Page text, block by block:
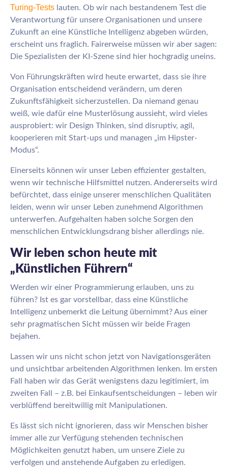
Turing-Tests lauten. Ob wir nach bestandenem Test die
Verantwortung für unsere Organisationen und unsere
Zukunft an eine Künstliche Intelligenz abgeben würden,
erscheint uns fraglich. Fairerweise müssen wir aber sagen:
Die Spezialisten der KI-Szene sind hier hochgradig uneins.
Von Führungskräften wird heute erwartet, dass sie ihre
Organisation entscheidend verändern, um deren
Zukunftsfähigkeit sicherzustellen. Da niemand genau
weiß, wie dafür eine Musterlösung aussieht, wird vieles
ausprobiert: wir Design Thinken, sind disruptiv, agil,
kooperieren mit Start-ups und managen „im Hipster-
Modus“.
Einerseits können wir unser Leben effizienter gestalten,
wenn wir technische Hilfsmittel nutzen. Andererseits wird
befürchtet, dass einige unserer menschlichen Qualitäten
leiden, wenn wir unser Leben zunehmend Algorithmen
unterwerfen. Aufgehalten haben solche Sorgen den
menschlichen Entwicklungsdrang bisher allerdings nie.
Wir leben schon heute mit
„Künstlichen Führern“
Werden wir einer Programmierung erlauben, uns zu
führen? Ist es gar vorstellbar, dass eine Künstliche
Intelligenz unbemerkt die Leitung übernimmt? Aus einer
sehr pragmatischen Sicht müssen wir beide Fragen
bejahen.
Lassen wir uns nicht schon jetzt von Navigationsgeräten
und unsichtbar arbeitenden Algorithmen lenken. Im ersten
Fall haben wir das Gerät wenigstens dazu legitimiert, im
zweiten Fall – z.B. bei Einkaufsentscheidungen – leben wir
verblüffend bereitwillig mit Manipulationen.
Es lässt sich nicht ignorieren, dass wir Menschen bisher
immer alle zur Verfügung stehenden technischen
Möglichkeiten genutzt haben, um unsere Ziele zu
verfolgen und anstehende Aufgaben zu erledigen.